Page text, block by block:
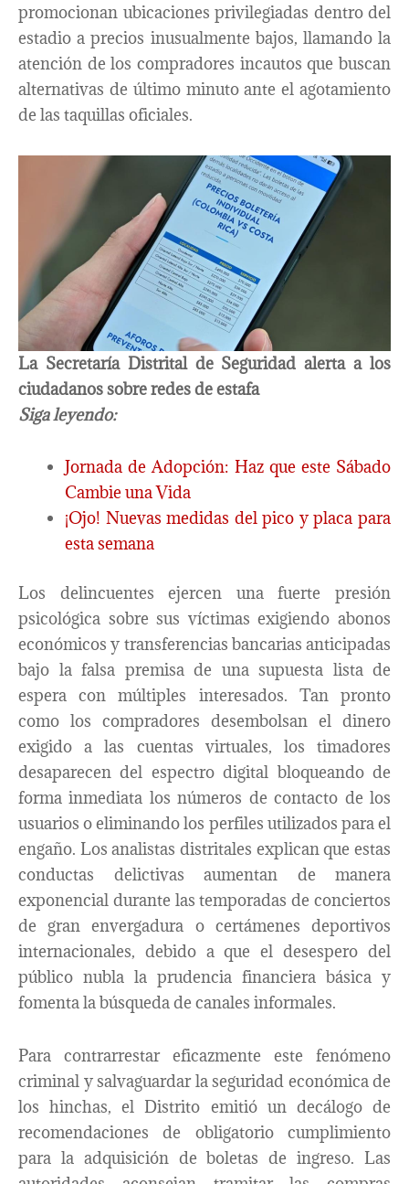
promocionan ubicaciones privilegiadas dentro del
estadio a precios inusualmente bajos, llamando la
atención de los compradores incautos que buscan
alternativas de último minuto ante el agotamiento
de las taquillas oficiales.
La Secretaría Distrital de Seguridad alerta a los
ciudadanos sobre redes de estafa
Siga leyendo:
Jornada de Adopción: Haz que este Sábado
Cambie una Vida
¡Ojo! Nuevas medidas del pico y placa para
esta semana
Los delincuentes ejercen una fuerte presión
psicológica sobre sus víctimas exigiendo abonos
económicos y transferencias bancarias anticipadas
bajo la falsa premisa de una supuesta lista de
espera con múltiples interesados. Tan pronto
como los compradores desembolsan el dinero
exigido a las cuentas virtuales, los timadores
desaparecen del espectro digital bloqueando de
forma inmediata los números de contacto de los
usuarios o eliminando los perfiles utilizados para el
engaño. Los analistas distritales explican que estas
conductas delictivas aumentan de manera
exponencial durante las temporadas de conciertos
de gran envergadura o certámenes deportivos
internacionales, debido a que el desespero del
público nubla la prudencia financiera básica y
fomenta la búsqueda de canales informales.
Para contrarrestar eficazmente este fenómeno
criminal y salvaguardar la seguridad económica de
los hinchas, el Distrito emitió un decálogo de
recomendaciones de obligatorio cumplimiento
para la adquisición de boletas de ingreso. Las